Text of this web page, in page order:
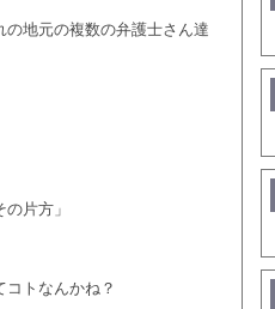
地元の複数の弁護士さん達
片方」
トなんかね？